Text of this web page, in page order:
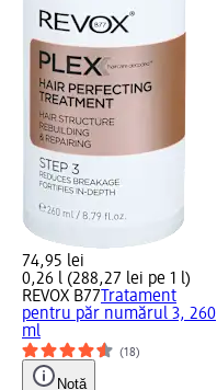
74,95 lei
0,26 l (288,27 lei pe 1 l)
REVOX B77 Tratament
pentru păr numărul 3, 260
ml
(18)
Notă